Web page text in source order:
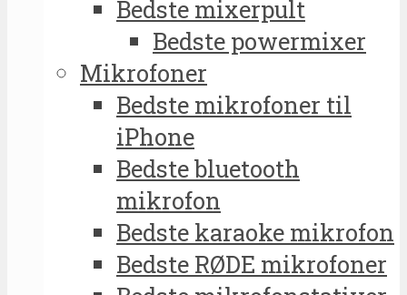
Bedste mixerpult
Bedste powermixer
Mikrofoner
Bedste mikrofoner til
iPhone
Bedste bluetooth
mikrofon
Bedste karaoke mikrofon
Bedste RØDE mikrofoner